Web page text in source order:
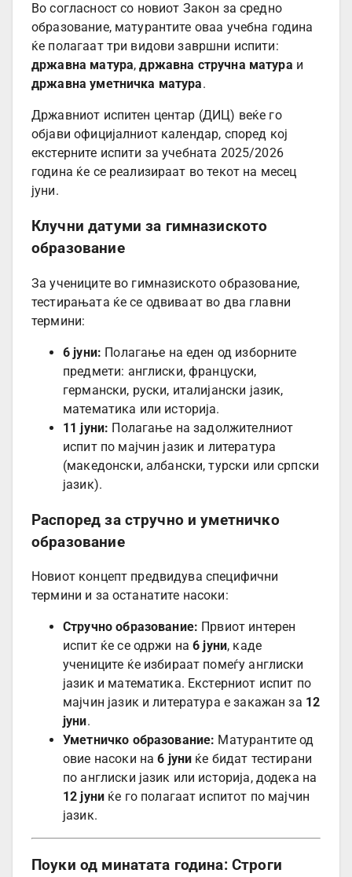
Во согласност со новиот Закон за средно
образование, матурантите оваа учебна година
ќе полагаат три видови завршни испити:
државна матура,државна стручна матура и
државна уметничка матура.
Државниот испитен центар (ДИЦ) веќе го
објави официјалниот календар, според кој
екстерните испити за учебната 2025/2026
година ќе се реализираат во текот на месец
јуни.
Клучни датуми за гимназиското
образование
За учениците во гимназиското образование,
тестирањата ќе се одвиваат во два главни
термини:
6 јуни: Полагање на еден од изборните
предмети: англиски, француски,
германски, руски, италијански јазик,
математика или историја.
11 јуни: Полагање на задолжителниот
испит по мајчин јазик и литература
(македонски, албански, турски или српски
јазик).
Распоред за стручно и уметничко
образование
Новиот концепт предвидува специфични
термини и за останатите насоки:
Стручно образование: Првиот интерен
испит ќе се одржи на6 јуни, каде
учениците ќе избираат помеѓу англиски
јазик и математика. Екстерниот испит по
мајчин јазик и литература е закажан за 12
јуни.
Уметничко образование: Матурантите од
овие насоки на6 јуни ќе бидат тестирани
по англиски јазик или историја, додека на
12 јуни ќе го полагаат испитот по мајчин
јазик.
Поуки од минатата година: Строги